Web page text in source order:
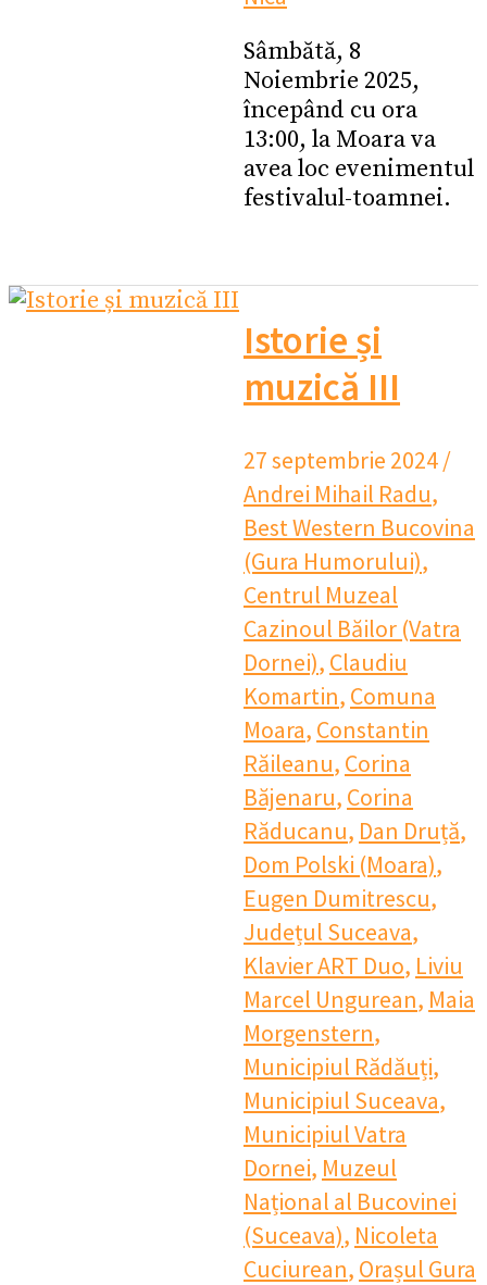
Sâmbătă, 8
Noiembrie 2025,
începând cu ora
13:00, la Moara va
avea loc evenimentul
festivalul-toamnei.
Istorie și
muzică III
27 septembrie 2024/
Andrei Mihail Radu,
Best Western Bucovina
(Gura Humorului),
Centrul Muzeal
Cazinoul Băilor (Vatra
Dornei), Claudiu
Komartin, Comuna
Moara, Constantin
Răileanu, Corina
Băjenaru, Corina
Răducanu, Dan Druță,
Dom Polski (Moara),
Eugen Dumitrescu,
Județul Suceava,
Klavier ART Duo, Liviu
Marcel Ungurean, Maia
Morgenstern,
Municipiul Rădăuți,
Municipiul Suceava,
Municipiul Vatra
Dornei, Muzeul
Național al Bucovinei
(Suceava), Nicoleta
Cuciurean, Orașul Gura